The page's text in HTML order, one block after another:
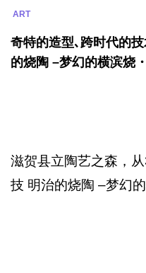
奇特的造型､跨时代的
的烧陶 –梦幻的横滨烧
滋贺县立陶艺之森，
技 明治的烧陶 –梦幻